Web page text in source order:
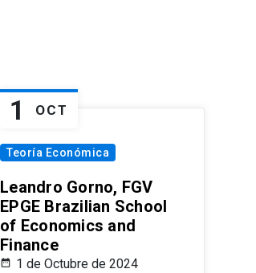
1 OCT
Teoría Económica
Leandro Gorno, FGV
EPGE Brazilian School
of Economics and
Finance
1 de Octubre de 2024